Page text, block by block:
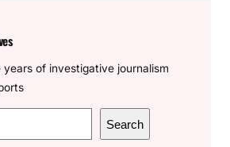
of investigative journalism
Search